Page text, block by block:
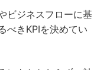
ビジネスフローに基
べきKPIを決めてい